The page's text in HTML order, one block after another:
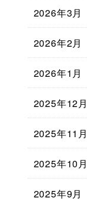
2026年3月
2026年2月
2026年1月
2025年12月
2025年11月
2025年10月
2025年9月